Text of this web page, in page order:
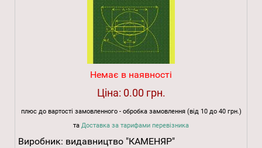
Немає в наявності
Ціна: 0.00 грн.
плюс до вартості замовленного - обробка замовлення (від 10 до 40 грн.)
та Доставка за тарифами перевізника
Виробник: видавництво "КАМЕНЯР"